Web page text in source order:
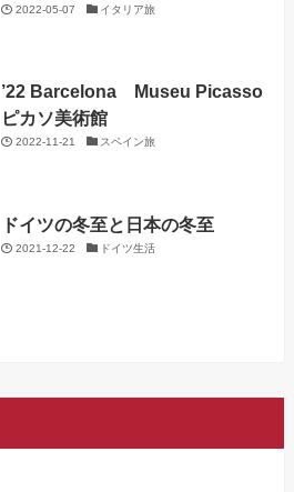
2022-05-07 イタリア旅
’22 Barcelona Museu Picasso
ピカソ美術館
2022-11-21 スペイン旅
ドイツの冬至と日本の冬至
2021-12-22 ドイツ生活